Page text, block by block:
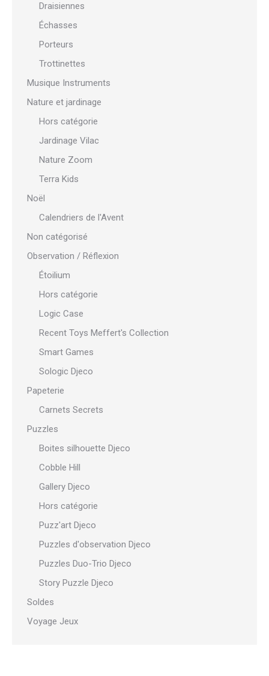
Draisiennes
Échasses
Porteurs
Trottinettes
Musique Instruments
Nature et jardinage
Hors catégorie
Jardinage Vilac
Nature Zoom
Terra Kids
Noël
Calendriers de l'Avent
Non catégorisé
Observation / Réflexion
Étoilium
Hors catégorie
Logic Case
Recent Toys Meffert's Collection
Smart Games
Sologic Djeco
Papeterie
Carnets Secrets
Puzzles
Boites silhouette Djeco
Cobble Hill
Gallery Djeco
Hors catégorie
Puzz'art Djeco
Puzzles d'observation Djeco
Puzzles Duo-Trio Djeco
Story Puzzle Djeco
Soldes
Voyage Jeux